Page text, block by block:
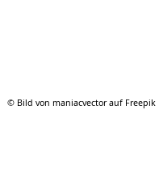
© Bild von maniacvector auf Freepik